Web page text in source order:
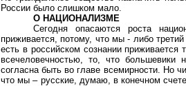
России было слишком мало.
О НАЦИОНАЛИЗМЕ
Сегодня опасаются роста
приживается, потому, что мы - либо
есть в российском сознании приживается
всечеловечностью, то, что большевики
согласна быть во главе всемирности. Но
что мы – русские, думаю, в конечном